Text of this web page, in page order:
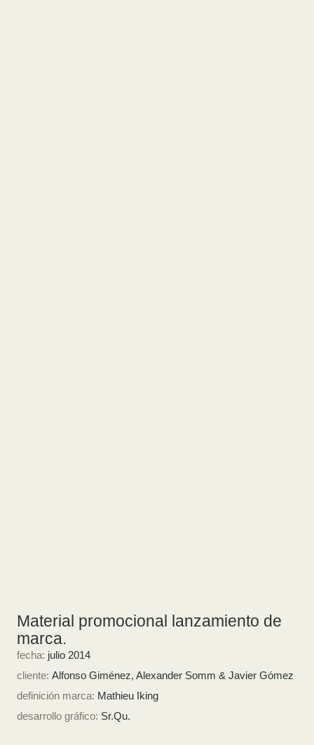
Material promocional lanzamiento de
marca.
fecha: julio 2014
cliente: Alfonso Giménez, Alexander Somm & Javier Gómez
definición marca: Mathieu Iking
desarrollo gráfico: Sr.Qu.